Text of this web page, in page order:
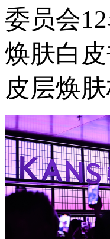
委员会
焕肤白
皮层焕